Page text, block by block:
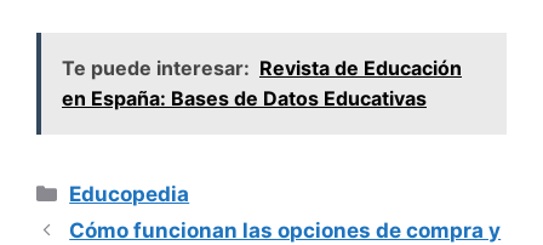
Te puede interesar: Revista de Educación
en España: Bases de Datos Educativas
Categorías
Educopedia
Cómo funcionan las opciones de compra y